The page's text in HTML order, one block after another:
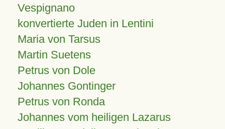
Vespignano
konvertierte Juden in Lentini
Maria von Tarsus
Martin Suetens
Petrus von Dole
Johannes Gontinger
Petrus von Ronda
Johannes vom heiligen Lazarus